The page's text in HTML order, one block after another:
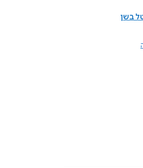
בשן